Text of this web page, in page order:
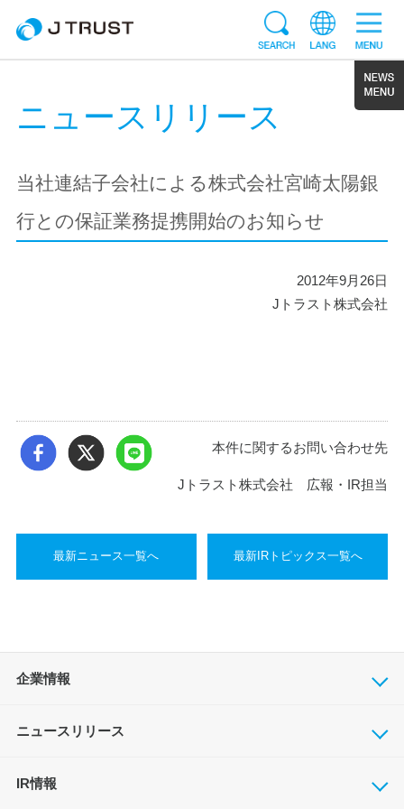
ニュースリリース
当社連結子会社による株式会社宮崎太陽銀
行との保証業務提携開始のお知らせ
2012年9月26日
Jトラスト株式会社
本件に関するお問い合わせ先
Jトラスト株式会社 広報・IR担当
最新ニュース一覧へ 最新IRトピックス一覧へ
企業情報
ニュースリリース
IR情報